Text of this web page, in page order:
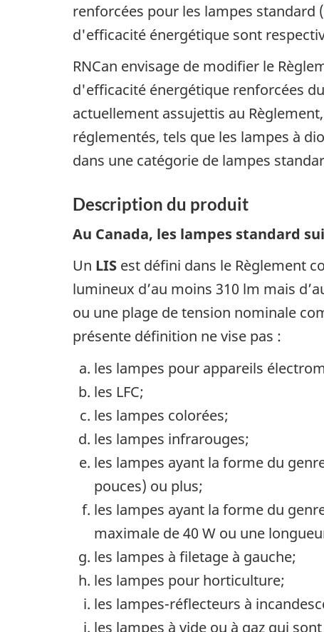
renforcées pour les lampes standard (
d'efficacité énergétique sont
RNCan envisage de modifier le
d'efficacité énergétique renforcées
actuellement assujettis au
réglementés, tels que les lampes à
dans une catégorie de lampes
Description du produit
Au Canada, les lampes standard
Un LIS est défini dans le Règlement
lumineux d’au moins 310 lm mais
ou une plage de tension nominale
présente définition ne vise pas :
les lampes pour appareils
les LFC;
les lampes colorées;
les lampes infrarouges;
les lampes ayant la forme du
pouces) ou plus;
les lampes ayant la forme du
maximale de 40 W ou une
les lampes à filetage à gauche;
les lampes pour horticulture;
les lampes-réflecteurs à
les lampes à vide ou à gaz qui